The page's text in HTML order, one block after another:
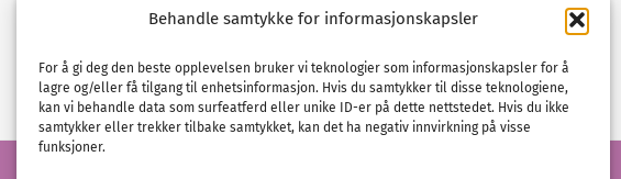
Behandle samtykke for informasjonskapsler
For å gi deg den beste opplevelsen bruker vi teknologier som informasjonskapsler for å
lagre og/eller få tilgang til enhetsinformasjon. Hvis du samtykker til disse teknologiene,
kan vi behandle data som surfeatferd eller unike ID-er på dette nettstedet. Hvis du ikke
samtykker eller trekker tilbake samtykket, kan det ha negativ innvirkning på visse
funksjoner.
© All rights reserved.